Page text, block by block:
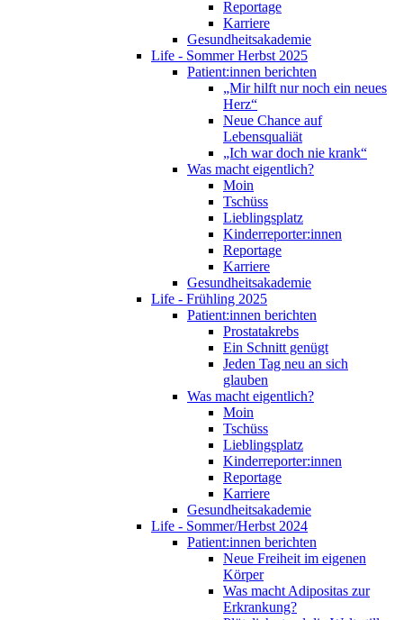
Reportage
Karriere
Gesundheitsakademie
Life - Sommer Herbst 2025
Patient:innen berichten
„Mir hilft nur noch ein neues
Herz“
Neue Chance auf
Lebensqualiät
„Ich war doch nie krank“
Was macht eigentlich?
Moin
Tschüss
Lieblingsplatz
Kinderreporter:innen
Reportage
Karriere
Gesundheitsakademie
Life - Frühling 2025
Patient:innen berichten
Prostatakrebs
Ein Schnitt genügt
Jeden Tag neu an sich
glauben
Was macht eigentlich?
Moin
Tschüss
Lieblingsplatz
Kinderreporter:innen
Reportage
Karriere
Gesundheitsakademie
Life - Sommer/Herbst 2024
Patient:innen berichten
Neue Freiheit im eigenen
Körper
Was macht Adipositas zur
Erkrankung?